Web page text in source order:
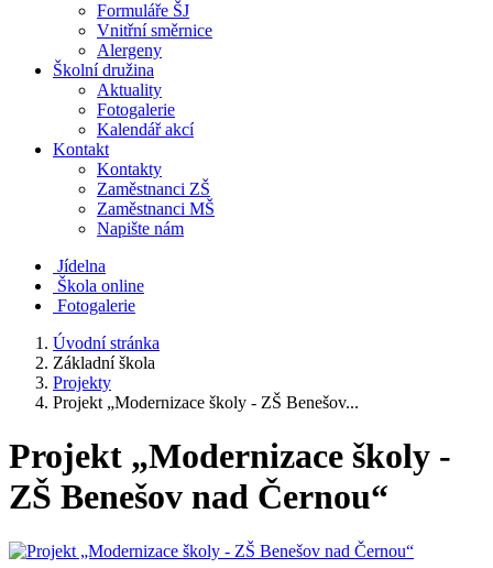
Formuláře ŠJ
Vnitřní směrnice
Alergeny
Školní družina
Aktuality
Fotogalerie
Kalendář akcí
Kontakt
Kontakty
Zaměstnanci ZŠ
Zaměstnanci MŠ
Napište nám
Jídelna
Škola online
Fotogalerie
Úvodní stránka
Základní škola
Projekty
Projekt „Modernizace školy - ZŠ Benešov...
Projekt „Modernizace školy -
ZŠ Benešov nad Černou“